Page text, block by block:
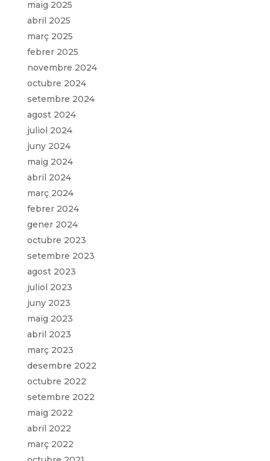
maig 2025
abril 2025
març 2025
febrer 2025
novembre 2024
octubre 2024
setembre 2024
agost 2024
juliol 2024
juny 2024
maig 2024
abril 2024
març 2024
febrer 2024
gener 2024
octubre 2023
setembre 2023
agost 2023
juliol 2023
juny 2023
maig 2023
abril 2023
març 2023
desembre 2022
octubre 2022
setembre 2022
maig 2022
abril 2022
març 2022